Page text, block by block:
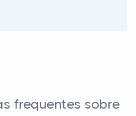
frequentes sobre